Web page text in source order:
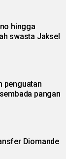
hingga
swasta Jaksel
penguatan
pangan
Diomande